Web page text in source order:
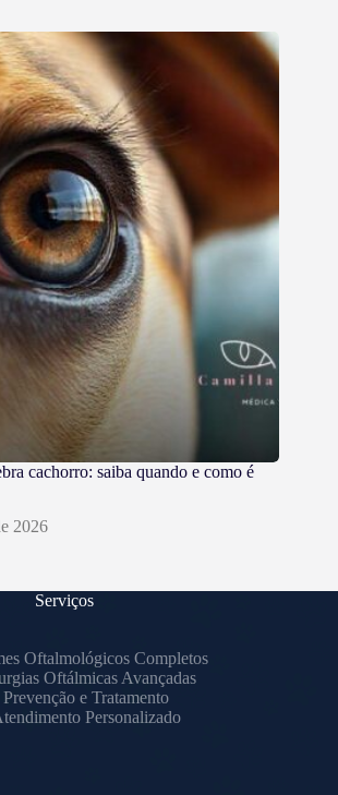
cachorro: saiba quando e como é
2026
Serviços
Oftalmológicos Completos
Oftálmicas Avançadas
Prevenção e Tratamento
Personalizado